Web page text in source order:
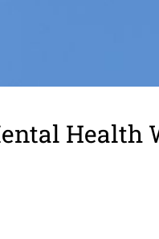
Health